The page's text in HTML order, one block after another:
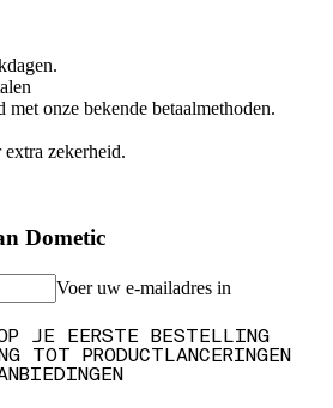
onze bekende betaalmethoden.
zekerheid.
Dometic
Voer uw e-mailadres in
JE EERSTE BESTELLING
TOT PRODUCTLANCERINGEN